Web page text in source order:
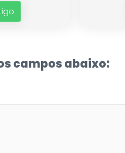
campos abaixo: